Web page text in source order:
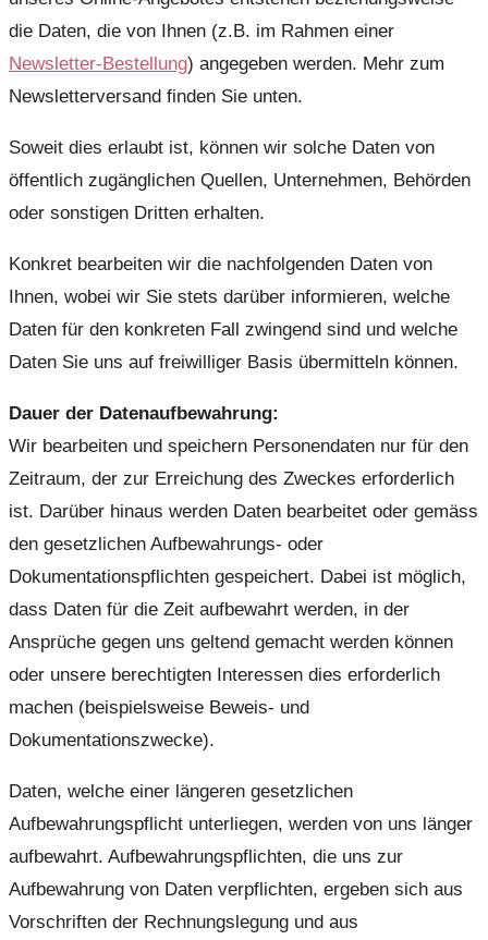
die Daten, die von Ihnen (z.B. im Rahmen einer
Newsletter-Bestellung) angegeben werden. Mehr zum
Newsletterversand finden Sie unten.
Soweit dies erlaubt ist, können wir solche Daten von
öffentlich zugänglichen Quellen, Unternehmen, Behörden
oder sonstigen Dritten erhalten.
Konkret bearbeiten wir die nachfolgenden Daten von
Ihnen, wobei wir Sie stets darüber informieren, welche
Daten für den konkreten Fall zwingend sind und welche
Daten Sie uns auf freiwilliger Basis übermitteln können.
Dauer der Datenaufbewahrung:
Wir bearbeiten und speichern Personendaten nur für den
Zeitraum, der zur Erreichung des Zweckes erforderlich
ist. Darüber hinaus werden Daten bearbeitet oder gemäss
den gesetzlichen Aufbewahrungs- oder
Dokumentationspflichten gespeichert. Dabei ist möglich,
dass Daten für die Zeit aufbewahrt werden, in der
Ansprüche gegen uns geltend gemacht werden können
oder unsere berechtigten Interessen dies erforderlich
machen (beispielsweise Beweis- und
Dokumentationszwecke).
Daten, welche einer längeren gesetzlichen
Aufbewahrungspflicht unterliegen, werden von uns länger
aufbewahrt. Aufbewahrungspflichten, die uns zur
Aufbewahrung von Daten verpflichten, ergeben sich aus
Vorschriften der Rechnungslegung und aus